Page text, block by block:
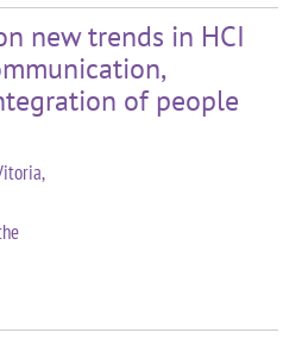
new trends in HCI
of people